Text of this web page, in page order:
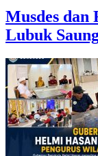
Musdes dan
Lubuk
Infrastruktur